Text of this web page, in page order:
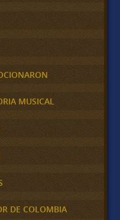
MUSICAL
DE COLOMBIA